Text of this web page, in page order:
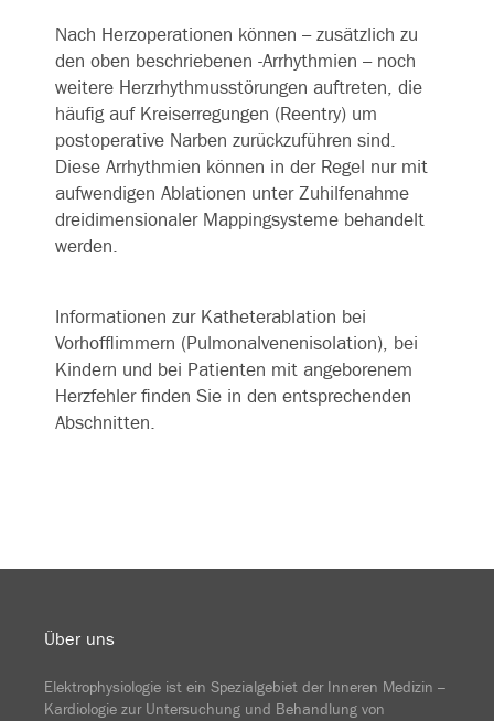
Nach Herzoperationen können – zusätzlich zu
den oben beschriebenen -Arrhythmien – noch
weitere Herzrhythmusstörungen auftreten, die
häufig auf Kreiserregungen (Reentry) um
postoperative Narben zurückzuführen sind.
Diese Arrhythmien können in der Regel nur mit
aufwendigen Ablationen unter Zuhilfenahme
dreidimensionaler Mappingsysteme behandelt
werden.
Informationen zur Katheterablation bei
Vorhofflimmern (Pulmonalvenenisolation), bei
Kindern und bei Patienten mit angeborenem
Herzfehler finden Sie in den entsprechenden
Abschnitten.
Über uns
Elektrophysiologie ist ein Spezialgebiet der Inneren Medizin –
Kardiologie zur Untersuchung und Behandlung von